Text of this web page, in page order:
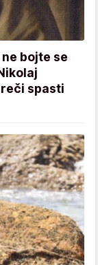
bojte se
spasti